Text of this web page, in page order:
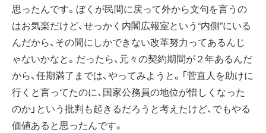
思ったんです。ぼくが民間に戻って外から文句を言うの
はお気楽だけど、せっかく内閣広報室という“内側”にいる
んだから、その間にしかできない改革努力ってあるんじ
ゃないかなと。だったら、元々の契約期間が２年あるんだ
から、任期満了までは、やってみようと。「菅直人を助けに
行くと言ってたのに、国家公務員の地位が惜しくなった
のか」という批判も起きるだろうと考えたけど、でもやる
価値あると思ったんです。